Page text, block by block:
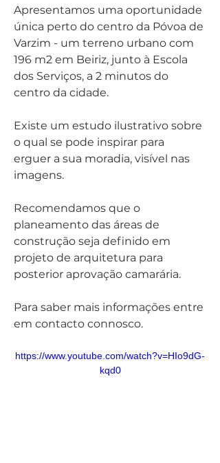
Apresentamos uma oportunidade
única perto do centro da Póvoa de
Varzim - um terreno urbano com
196 m2 em Beiriz, junto à Escola
dos Serviços, a 2 minutos do
centro da cidade.
Existe um estudo ilustrativo sobre
o qual se pode inspirar para
erguer a sua moradia, visível nas
imagens.
Recomendamos que o
planeamento das áreas de
construção seja definido em
projeto de arquitetura para
posterior aprovação camarária.
Para saber mais informações entre
em contacto connosco.
https://www.youtube.com/watch?v=HIo9dG-
kqd0